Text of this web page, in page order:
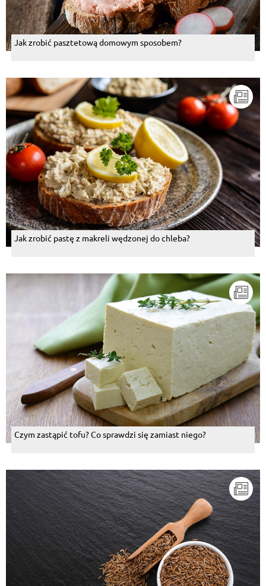
Jak zrobić pasztetową domowym sposobem?
Jak zrobić pastę z makreli wędzonej do chleba?
Czym zastąpić tofu? Co sprawdzi się zamiast niego?